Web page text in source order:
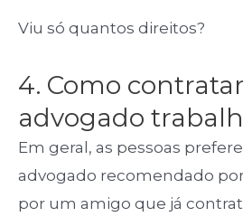
Viu só quantos direitos?
4. Como
advogado
Em geral, as pessoas
advogado recomendado
por um amigo que já